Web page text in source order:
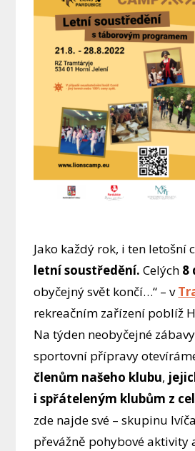
Jako každý rok, i ten letošní
letní soustředění. Celých 8
obyčejný svět končí…“ – v
rekreačním zařízení poblíž
Na týden neobyčejné
sportovní přípravy
členům našeho klubu,
i spřáteleným klubům z
zde najde své – skupinu
převážně pohybové aktivity